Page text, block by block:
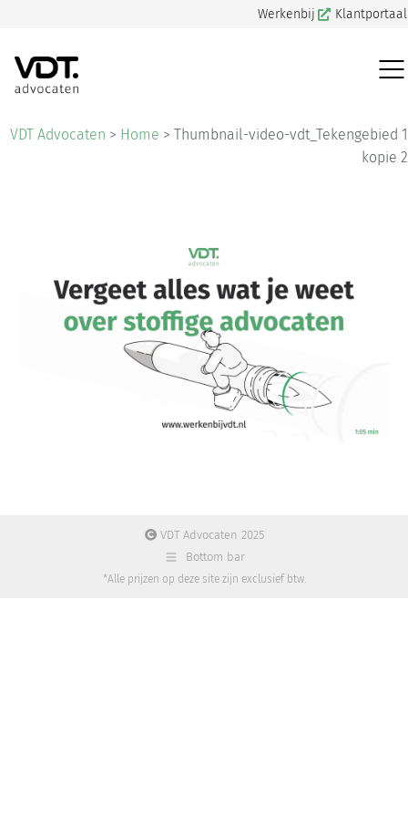
Werkenbij Klantportaal
VDT Advocaten > Home > Thumbnail-video-vdt_Tekengebied 1
kopie 2
VDT Advocaten 2025
Bottom bar
*Alle prijzen op deze site zijn exclusief btw.